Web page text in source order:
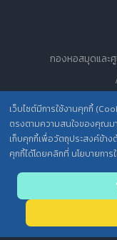
เว็บไซต์มีการใช้งานคุกกี้
ตรงตามความสนใจของคุณม
เก็บคุกกี้เพื่อวัตถุประสงค์ข้า
คุกกี้ได้โดยคลิกที่ นโยบายการ
กองหอสมุดและศู
นโยบาย
ประกาศความเป็นส่วนตั